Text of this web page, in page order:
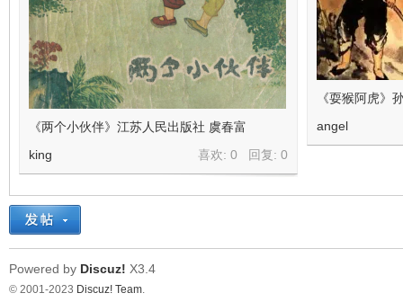
《两个小伙伴》江苏人民出版社 虞春富
喜欢: 0 回复: 0
king
《耍猴阿虎》
angel
Powered by Discuz! X3.4
© 2001-2023 Discuz! Team.